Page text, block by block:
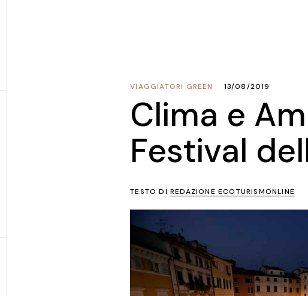
VIAGGIATORI GREEN 13/08/2019
Clima e
Festival
TESTO DI REDAZIONE ECOTURISMONLINE